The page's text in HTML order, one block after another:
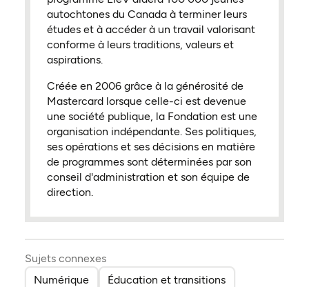
autochtones du Canada à terminer leurs
études et à accéder à un travail valorisant
conforme à leurs traditions, valeurs et
aspirations.
Créée en 2006 grâce à la générosité de
Mastercard lorsque celle-ci est devenue
une société publique, la Fondation est une
organisation indépendante. Ses politiques,
ses opérations et ses décisions en matière
de programmes sont déterminées par son
conseil d'administration et son équipe de
direction.
Sujets connexes
Numérique
Éducation et transitions